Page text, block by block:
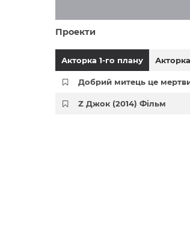
Проекти
Акторка 1-го плану
Добрий митець це
Z Джок (2014) Фільм